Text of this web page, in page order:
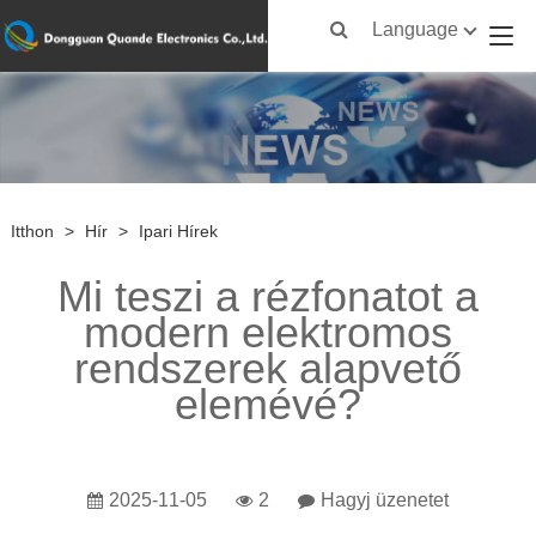
Language
Itthon > Hír > Ipari Hírek
Mi teszi a rézfonatot a
modern elektromos
rendszerek alapvető
elemévé?
2025-11-05 2 Hagyj üzenetet